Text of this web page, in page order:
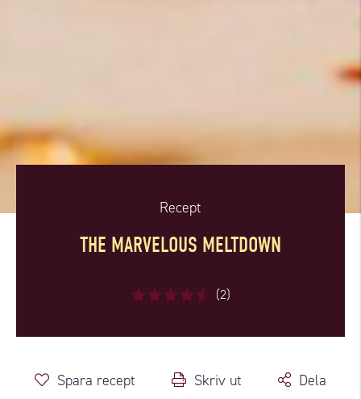
Recept
THE MARVELOUS MELTDOWN
(2)
Spara recept Skriv ut
Dela